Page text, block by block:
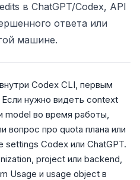
в ChatGPT/Codex, API
ответа или
машине.
Codex CLI, первым
Если нужно видеть context
model во время работы,
вопрос про quota плана или
Codex или ChatGPT.
project или backend,
Usage и usage object в